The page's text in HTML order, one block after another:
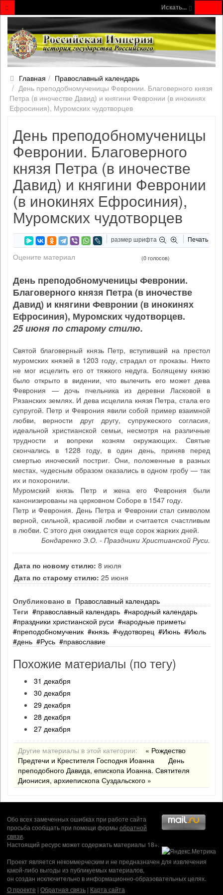
Искать...
Главная
Православный календарь
День преподобномученицы Февронии. Благоверного князя
Петра (в иночестве Давид) и княгини Февронии (в инокинях
Ефросиния), Муромских чудотворцев
День преподобномученицы
Февронии. Благоверного
князя Петра (в иночестве
Давид) и княгини Февронии
(в инокинях Ефросиния),
Муромских чудотворцев
размер шрифта Печать
Оцените материал (0 голосов)
День преподобномученицы Февронии.
Благоверного князя Петра (в иночестве
Давид) и княгини Февронии (в инокинях
Ефросиния), Муромских чудотворцев.
25 июня по старому стилю.
Святой благоверный князь Петр, вступивший на престол
муромских князей в 1203 году, страдал от проказы. Никто
не мог исцелить его от тяжкого недуга. Болящему князю
было открыто в видении, что вылечить его может дева
Феврония — дочь пчельника из деревни Ласковой в
Рязанских землях. И дева исцелила князя Петра, стала его
супругой. Петр и Феврония явили собой пример взаимной
любви, верности друг другу, супружеского согласия,
идеальной христианской семьи, несмотря на различные
трудности и вопреки козням окружающих. Святые
скончались в 1228 году, в один день, приняв перед
смертью иноческий постриг. Они, положенные в разных
местах, чудесным образом оказались в одном гробу — так
их и похоронили.
Муромский князь Петр и жена его Феврония были
канонизированы на церковном Соборе в 1547 году.
Петр и Феврония. День Петра и Февронии стал символом
верной, сильной, красивой любви и считается счастливым
в любви. С этого дня ожидается еще сорок жарких дней.
Бондаренко Э.О. - Праздники Христианской Руси.
Дата по новому стилю: 8 июля
Дата по старому стилю: 25 июня
Опубликовано в Православный календарь
Теги
православный календарь
народный календарь
праздники христианской руси
народные приметы
преподобномученик
князь чудотворец Июнь
Июль
день
Русь православие
Похожие материалы (по тегу)
31 декабря
30 декабря
29 декабря
28 декабря
27 декабря
Другие материалы в этой категории:
« Рождество
Предтечи и Крестителя Господня Иоанна
День
преподобного Давида, епископа Иоанна. Святителя
Дионисия, архиепископа Суздальского »
Обо всех замеченных ошибках при работе сайта
просьба сообщать при помощи формы обратной
связи.
Настоящий ресурс может содержать материалы 18+.
Проект является некоммерческим и не предназначен для извлечения
какой-либо выгоды из публикуемых материалов,
он создан исключительно в информационно-образовательных целях.
О проекте | Обратная связь | Карта сайта